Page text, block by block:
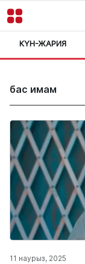
КҮН-ЖАРИЯ
бас имам
11 наурыз, 2025